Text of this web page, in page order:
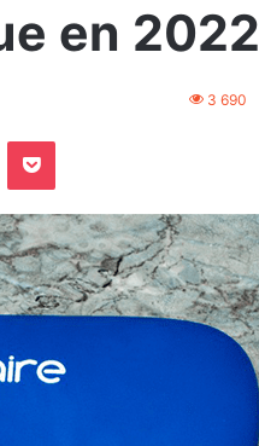
en 2022
3 690
Pocket